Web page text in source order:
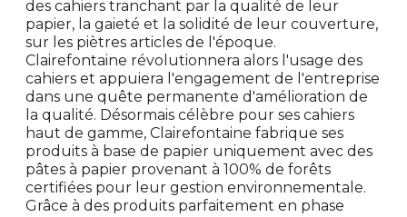
des cahiers tranchant par la qualité de leur
papier, la gaieté et la solidité de leur couverture,
sur les piètres articles de l'époque.
Clairefontaine révolutionnera alors l'usage des
cahiers et appuiera l'engagement de l'entreprise
dans une quête permanente d'amélioration de
la qualité. Désormais célèbre pour ses cahiers
haut de gamme, Clairefontaine fabrique ses
produits à base de papier uniquement avec des
pâtes à papier provenant à 100% de forêts
certifiées pour leur gestion environnementale.
Grâce à des produits parfaitement en phase